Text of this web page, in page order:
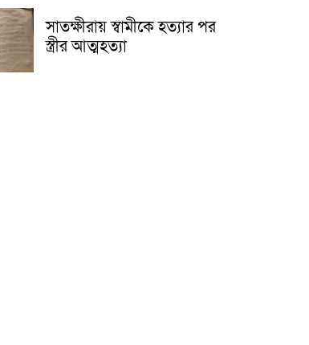
সাতক্ষীরায় স্বামীকে হত্যার পর
স্ত্রীর আত্মহত্যা